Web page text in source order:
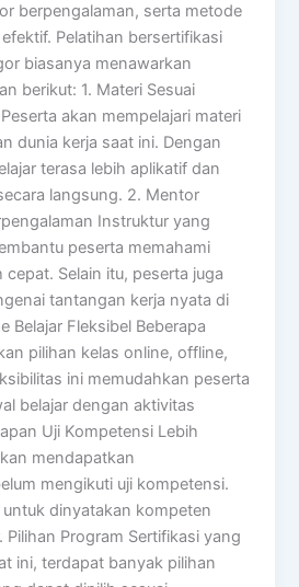
berpengalaman, serta metode
Pelatihan bersertifikasi
biasanya menawarkan
berikut: 1. Materi Sesuai
akan mempelajari materi
dunia kerja saat ini. Dengan
terasa lebih aplikatif dan
langsung. 2. Mentor
Instruktur yang
peserta memahami
Selain itu, peserta juga
tantangan kerja nyata di
Belajar Fleksibel Beberapa
pilihan kelas online, offline,
ini memudahkan peserta
belajar dengan aktivitas
Uji Kompetensi Lebih
mendapatkan
mengikuti uji kompetensi.
untuk dinyatakan kompeten
Pilihan Program Sertifikasi yang
ini, terdapat banyak pilihan